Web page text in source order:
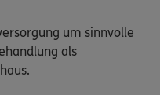
um sinnvolle
als